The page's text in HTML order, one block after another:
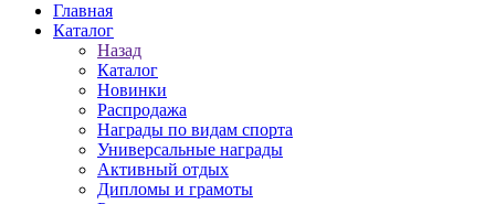
Главная
Каталог
Назад
Каталог
Новинки
Распродажа
Награды по видам спорта
Универсальные награды
Активный отдых
Дипломы и грамоты